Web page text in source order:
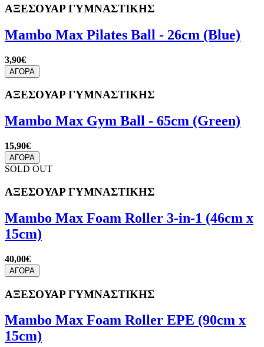
ΑΞΕΣΟΥΑΡ ΓΥΜΝΑΣΤΙΚΗΣ
Mambo Max Pilates Ball - 26cm (Blue)
3,90€
ΑΓΟΡΑ
ΑΞΕΣΟΥΑΡ ΓΥΜΝΑΣΤΙΚΗΣ
Mambo Max Gym Ball - 65cm (Green)
15,90€
ΑΓΟΡΑ
SOLD OUT
ΑΞΕΣΟΥΑΡ ΓΥΜΝΑΣΤΙΚΗΣ
Mambo Max Foam Roller 3-in-1 (46cm x
15cm)
40,00€
ΑΓΟΡΑ
ΑΞΕΣΟΥΑΡ ΓΥΜΝΑΣΤΙΚΗΣ
Mambo Max Foam Roller EPE (90cm x
15cm)